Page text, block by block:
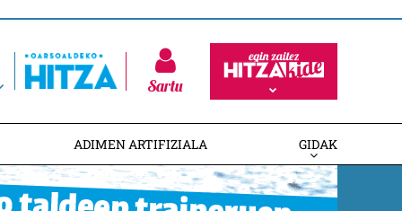
Sartu
ADIMEN ARTIFIZIALA GIDAK